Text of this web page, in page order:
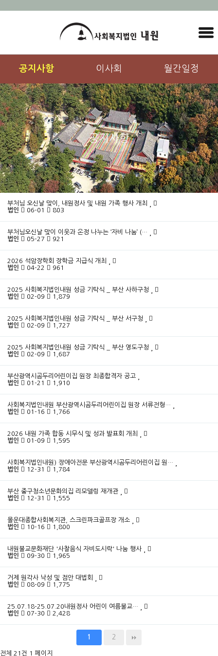
공지사항 이사회 월간일정
공지사항
부처님 오신날 맞이, 내원정사 및 내원 가족 행사 개최
법인
06-01 803
부처님오신날 맞이 이웃과 온정 나누는 ‘자비 나눔’ (…
법인
05-27 921
2026 석암장학회 장학금 지급식 개최
법인
04-22 961
2025 사회복지법인내원 성금 기탁식 _ 부산 사하구청
법인
02-09 1,879
2025 사회복지법인내원 성금 기탁식 _ 부산 서구청
법인
02-09 1,727
2025 사회복지법인내원 성금 기탁식 _ 부산 영도구청
법인
02-09 1,687
부산광역시곰두리어린이집 원장 최종합격자 공고
법인
01-21 1,910
사회복지법인내원 부산광역시곰두리어린이집 원장 서류전형…
법인
01-16 1,766
2026 내원 가족 합동 시무식 및 성과 발표회 개최
법인
01-09 1,595
사회복지법인내원) 장애아전문 부산광역시곰두리어린이집 원…
법인
12-31 1,784
부산 중구청소년문화의집 리모델링 재개관
법인
12-31 1,555
몰운대종합사회복지관, 스크린파크골프장 개소
법인
10-16 1,800
내원불교문화재단 '사찰음식 자비도시락' 나눔 행사
법인
09-30 1,965
거제 원각사 낙성 및 점안 대법회
법인
08-09 1,775
25.07.18-25.07.20내원정사 어린이 여름불교…
법인
07-30 2,428
1 2
전체 21건 1 페이지